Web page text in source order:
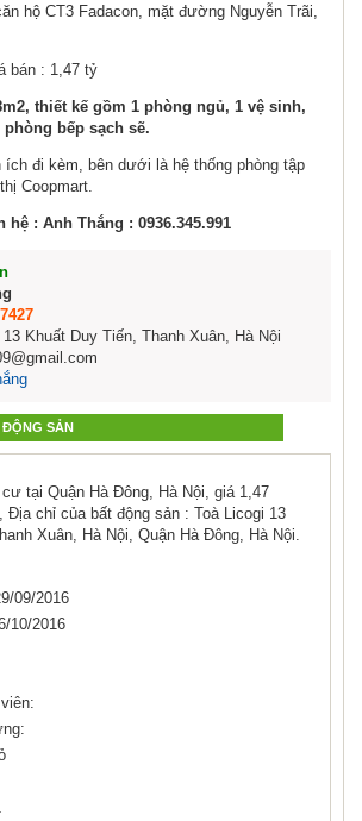
hộ CT3 Fadacon, mặt đường Nguyễn Trãi,
bán : 1,47 tỷ
thiết kế gồm 1 phòng ngủ, 1 vệ sinh,
bếp sạch sẽ.
ích đi kèm, bên dưới là hệ thống phòng tập
Coopmart.
hệ : Anh Thắng : 0936.345.991
Khuất Duy Tiến, Thanh Xuân, Hà Nội
SẢN
tại Quận Hà Đông, Hà Nội, giá 1,47
Địa chỉ của bất động sản : Toà Licogi 13
Xuân, Hà Nội, Quận Hà Đông, Hà Nội.
09/2016
10/2016